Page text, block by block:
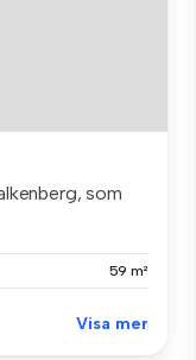
som
59 m²
Visa mer